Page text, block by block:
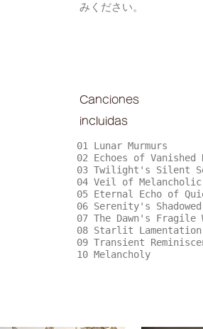
みください。
Canciones
incluidas
01 Lunar Murmurs
02 Echoes of Vanished
03 Twilight's Silent
04 Veil of Melancholic
05 Eternal Echo of
06 Serenity's
07 The Dawn's Fragile
08 Starlit Lamentation
09 Transient
10 Melancholy